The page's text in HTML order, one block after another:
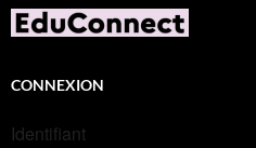
CONNEXION
Identifiant